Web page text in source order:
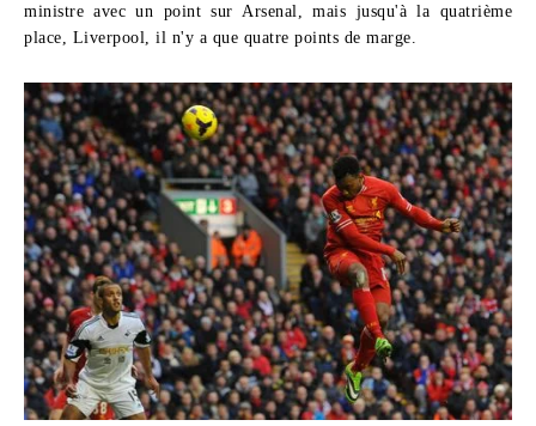
ministre avec un point sur Arsenal, mais jusqu'à la quatrième
place, Liverpool, il n'y a que quatre points de marge.